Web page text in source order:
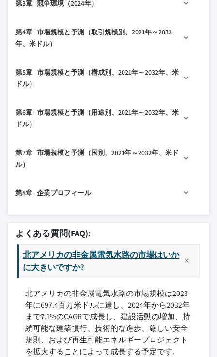
1.4 データソース
1.4.2 二次
2.2 規制環境
2.3.1 成長ドライバー
2.5 ポーターの分析
2.5.3 新規参入の脅威
第3章 競争環境（2024年）
3.2 イノベーションと技術環境
第4章 市場規模と予測（取引規模別、2021年～2032
年、米ドル）
4.2 1/2～1インチ
4.5 3～4インチ
第5章 市場規模と予測（構成別、2021年～2032年、米
ドル）
5.2 PVC
5.5 電気用非金属チューブ（ENT）
第6章 市場規模と予測（用途別、2021年～2032年、米
ドル）
6.2 住宅
6.5 公共事業
第7章 市場規模と予測（国別、2021年～2032年、米ド
ル）
7.2 米国
7.4 メキシコ
第8章 企業プロフィール
8.1 ABB
8.3 アストラル
8.4 アトコア
8.5 キャンパイプ
8.6 キャンテックス
8.7 チャンピオン・ファイバーグラス
8.8 エレクトリ・フレックス・カンパニー
8.9 ヘレマン・タイトン
8.10 ハベル
8.11 アイピーイー・エレクトリカル
よくある質問(FAQ):
北アメリカの非金属電気水路の市場はいか
に大きいですか?
北アメリカの非金属電気水路の市場規模は2023
年に697.4百万米ドルに達し、2024年から2032年
まで7.1%のCAGRで成長し、建設活動の増加、持
続可能な建築慣行、技術的な進歩、厳しい安全
規則、および再生可能エネルギープロジェクト
を拡大することによって成長する予定です.